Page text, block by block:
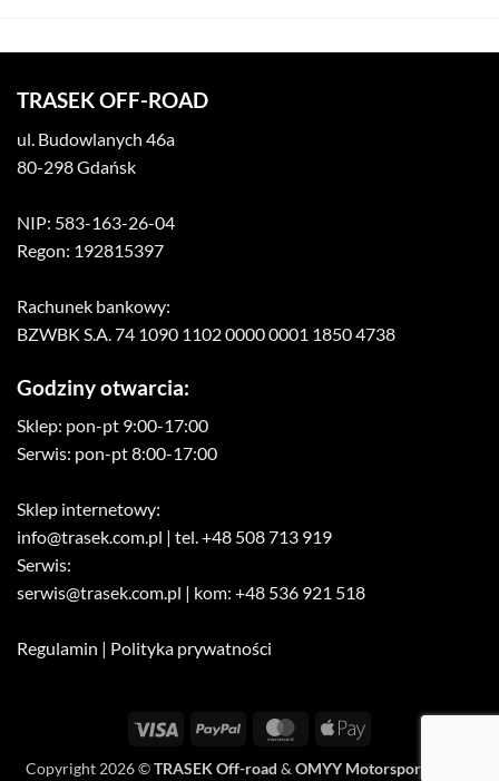
TRASEK OFF-ROAD
ul. Budowlanych 46a
80-298 Gdańsk
NIP: 583-163-26-04
Regon: 192815397
Rachunek bankowy:
BZWBK S.A. 74 1090 1102 0000 0001 1850 4738
Godziny otwarcia:
Sklep: pon-pt 9:00-17:00
Serwis: pon-pt 8:00-17:00
Sklep internetowy:
info@trasek.com.pl | tel. +48 508 713 919
Serwis:
serwis@trasek.com.pl | kom: +48 536 921 518
Regulamin | Polityka prywatności
Visa PayPal MasterCardApple
Copyright 2026 ©TRASEK Off-road & OMYY Motorsport Media